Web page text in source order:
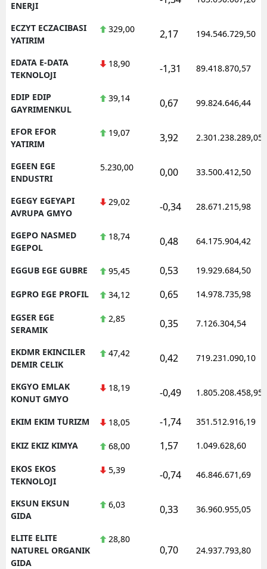
ENERJI
ECZYT ECZACIBASI
YATIRIM
329,00 2,17 194.546.729,50
EDATA E-DATA
TEKNOLOJI
18,90 -1,31 89.418.870,57
EDIP EDIP
GAYRIMENKUL
39,14 0,67 99.824.646,44
EFOR EFOR
YATIRIM
19,07 3,92 2.301.238.289,05
EGEEN EGE
ENDUSTRI
5.230,00 0,00 33.500.412,50
EGEGY EGEYAPI
AVRUPA GMYO
29,02 -0,34 28.671.215,98
EGEPO NASMED
EGEPOL
18,74 0,48 64.175.904,42
EGGUB EGE GUBRE 95,45 0,53 19.929.684,50
EGPRO EGE PROFIL 34,12 0,65 14.978.735,98
EGSER EGE
SERAMIK
2,85 0,35 7.126.304,54
EKDMR EKINCILER
DEMIR CELIK
47,42 0,42 719.231.090,10
EKGYO EMLAK
KONUT GMYO
18,19 -0,49 1.805.208.458,95
EKIM EKIM TURIZM 18,05 -1,74 351.512.916,19
EKIZ EKIZ KIMYA 68,00 1,57 1.049.628,60
EKOS EKOS
TEKNOLOJI
5,39 -0,74 46.846.671,69
EKSUN EKSUN
GIDA
6,03 0,33 36.960.955,05
ELITE ELITE
NATUREL ORGANIK
GIDA
28,80
0,70 24.937.793,80